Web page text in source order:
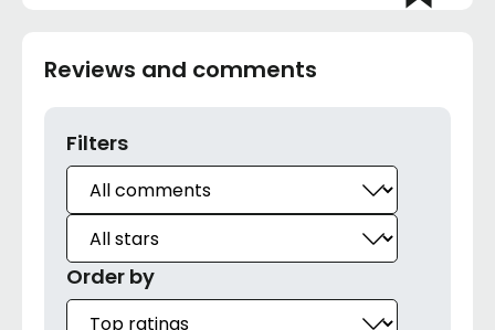
Reviews and comments
Filters
Order by